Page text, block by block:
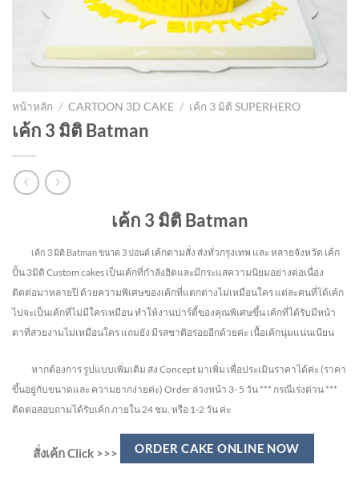
หน้าหลัก / CARTOON 3D CAKE / เค้ก 3 มิติ SUPERHERO
เค้ก 3 มิติ Batman
เค้ก 3 มิติ Batman
เค้ก 3 มิติ Batmanขนาด 3 ปอนด์ เค้กตามสั่ง ส่งทั่วกรุงเทพ และ หลายจังหวัด เค้ก
ปั้น 3มิติ Custom cakes เป็นเค้กที่กำลังฮิตและมีกระแสความนิยมอย่างต่อเนื่อง
ติดต่อมาหลายปี ด้วยความพิเศษของเค้กที่แตกต่างไม่เหมือนใคร แต่ละคนที่ได้เค้ก
ไปจะเป็นเค้กที่ไม่มีใครเหมือน ทำให้งานปาร์ตี้ของคุณพิเศษขึ้น เค้กที่ได้รับมีหน้า
ตาที่สวยงามไม่เหมือนใคร แถมยัง มีรสชาติอร่อยอีกด้วยค่ะ เนื้อเค้กนุ่มแน่นเนียน
หากต้องการ รูปแบบเพิ่มเติม ส่ง Concept มาเพิ่ม เพื่อประเมินราคาได้ค่ะ (ราคา
ขึ้นอยู่กับขนาดและ ความยากง่ายค่ะ) Order ล่วงหน้า 3- 5 วัน *** กรณีเร่งด่วน ***
ติดต่อสอบถามได้รับเค้ก ภายใน 24 ชม. หรือ 1-2 วัน ค่ะ
สั่งเค้ก Click >>> ORDER CAKE ONLINE NOW